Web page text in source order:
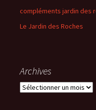
compléments jardin des
Le Jardin des Roches
Archives
Archives